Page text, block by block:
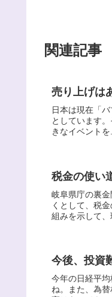
関連記事
売り上げは
日本は現在「
としています
きなイベントを
税金の使い
岐阜県庁の裏
くとして、税
組みを示して、
今後、投資
今年の日経平
ね。また、為